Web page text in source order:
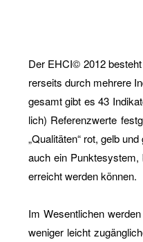
Der EHCI© 2012
rer­seits durch meh­re­re
ge­samt gibt es 43
lich) Re­fe­renz­wer­te
„Qua­li­tä­ten“ rot, gelb
auch ein
er­reicht wer­den kön­nen.
Im We­sent­li­chen
we­ni­ger leicht